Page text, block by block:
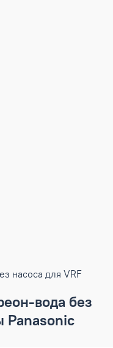
насоса для VRF
вода без
Panasonic